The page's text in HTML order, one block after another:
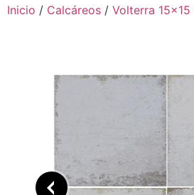
Inicio / Calcáreos / Volterra 15x15